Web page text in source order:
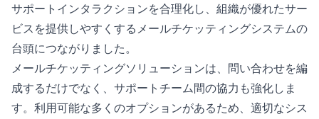
サポートインタラクションを合理化し、組織が優れたサー
ビスを提供しやすくするメールチケッティングシステムの
台頭につながりました。
メールチケッティングソリューションは、問い合わせを編
成するだけでなく、サポートチーム間の協力も強化しま
す。利用可能な多くのオプションがあるため、適切なシス